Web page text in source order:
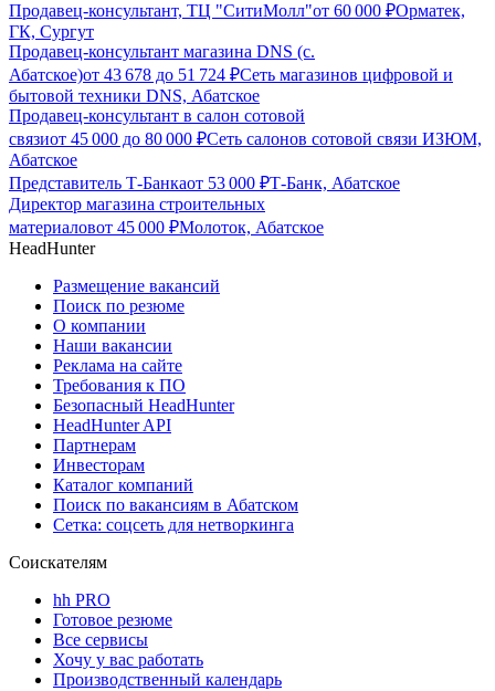
Продавец-консультант, ТЦ "СитиМолл"от 60 000 ₽Орматек,
ГК, Сургут
Продавец-консультант магазина DNS (с.
Абатское)от 43 678 до 51 724 ₽Сеть магазинов цифровой и
бытовой техники DNS, Абатское
Продавец-консультант в салон сотовой
связиот 45 000 до 80 000 ₽Сеть салонов сотовой связи ИЗЮМ,
Абатское
Представитель Т-Банкаот 53 000 ₽Т-Банк, Абатское
Директор магазина строительных
материаловот 45 000 ₽Молоток, Абатское
HeadHunter
Размещение вакансий
Поиск по резюме
О компании
Наши вакансии
Реклама на сайте
Требования к ПО
Безопасный HeadHunter
HeadHunter API
Партнерам
Инвесторам
Каталог компаний
Поиск по вакансиям в Абатском
Сетка: соцсеть для нетворкинга
Соискателям
hh PRO
Готовое резюме
Все сервисы
Хочу у вас работать
Производственный календарь